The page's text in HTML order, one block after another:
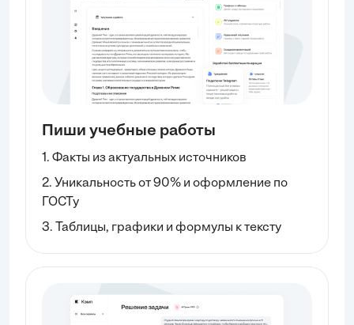
Пиши учебные работы
1. Факты из актуальных источников
2. Уникальность от 90% и оформление по
ГОСТу
3. Таблицы, графики и формулы к тексту